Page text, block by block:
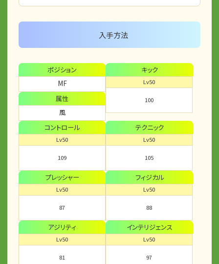
入手方法
ポジション
MF
属性
風
キック
Lv50
100
コントロール
Lv50
109
テクニック
Lv50
105
プレッシャー
Lv50
87
フィジカル
Lv50
88
アジリティ
Lv50
81
インテリジェンス
Lv50
97